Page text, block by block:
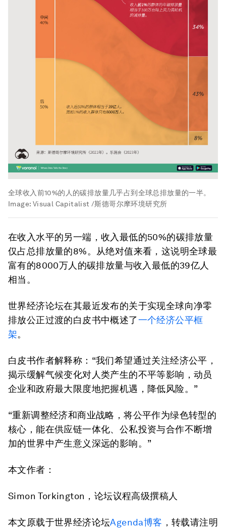
全球收入前10%的人的碳排放量几乎占到全球总排放量的一半。
Image: Visual Capitalist /斯德哥尔摩环境研究所
在收入水平的另一端，收入最低的50%的碳排放量
仅占总排放量的8%。从绝对值来看，这说明全球最
富有的8000万人的碳排放量与收入最低的39亿人
相当。
世界经济论坛在其最近发布的关于实现全球向净零
排放公正过渡的白皮书中概述了一个经济公平框
架。
白皮书作者解释称：“我们希望通过关注经济公平，
揭示缓解气候变化对人类产生的不平等影响，动员
企业和政府最大限度地把握机遇，降低风险。”
“重新调整经济和商业战略，将公平作为绿色转型的
核心，能在供应链一体化、公私投资与合作不断增
加的世界中产生意义深远的影响。”
本文作者：
Simon Torkington，论坛议程高级撰稿人
本文原载于世界经济论坛Agenda博客 ，转载请注明